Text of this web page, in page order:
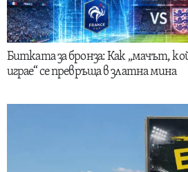
Битката за бронза: Как „мачът,
играе“ се превръща в златна мина